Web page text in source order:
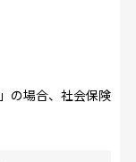
の場合、社会保険